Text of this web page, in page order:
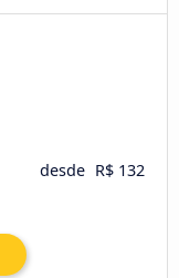
desde R$ 132